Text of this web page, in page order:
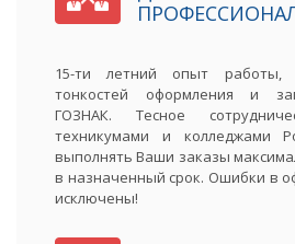
15-ти летний опыт работы,
тонкостей оформления и
ГОЗНАК. Тесное
техникумами и колледжами
выполнять Ваши заказы
в назначенный срок. Ошибки в
исключены!